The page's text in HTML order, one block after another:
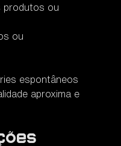
produtos ou
ou
espontâneos
aproxima e